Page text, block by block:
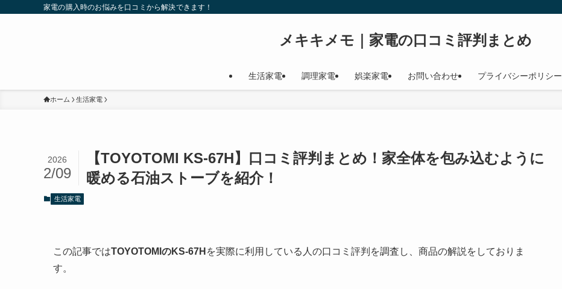
家電の購入時のお悩みを口コミから解決できます！
メキキメモ｜家電の口コミ評判まとめ
生活家電 調理家電 娯楽家電 お問い合わせ プライバシーポリシー
ホーム 生活家電
【TOYOTOMI KS-67H】口コミ評判まとめ！家全体を包み込むように
暖める石油ストーブを紹介！
2026
2/09
生活家電
この記事ではTOYOTOMIのKS-67H を実際に利用している人の口コミ評判を調査し、商品の解説をしておりま
す。